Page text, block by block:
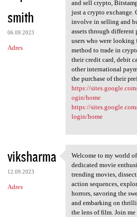
smith
06.09.2023
Adres
and sell crypto,
just a crypto exchange.
involve in selling and
assets through different
users who were looking
method to trade in
their credit card, debit
other international
the purchase of their
https://
ogin/home
https://
login/home
viksharma
12.09.2023
Adres
Welcome to my
Welcome to my world
dedicated movie
trending movies,
action sequences,
horrors, savoring the
and embarking on
the lens of film. Join